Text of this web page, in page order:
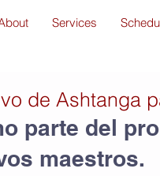
Services
de Ashtanga
parte del
maestros.